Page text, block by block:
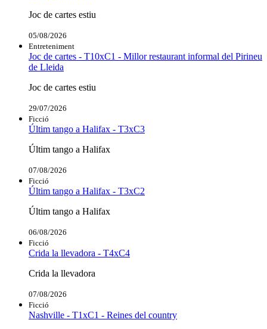
Joc de cartes estiu
05/08/2026
Entreteniment
Joc de cartes - T10xC1 - Millor restaurant informal del Pirineu
de Lleida
Joc de cartes estiu
29/07/2026
Ficció
Últim tango a Halifax - T3xC3
Últim tango a Halifax
07/08/2026
Ficció
Últim tango a Halifax - T3xC2
Últim tango a Halifax
06/08/2026
Ficció
Crida la llevadora - T4xC4
Crida la llevadora
07/08/2026
Ficció
Nashville - T1xC1 - Reines del country